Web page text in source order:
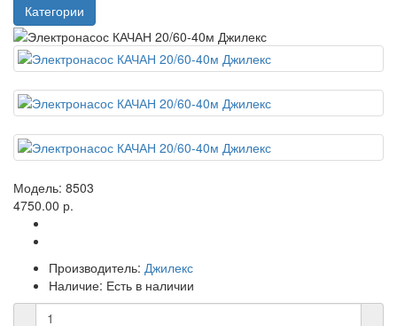
Категории
Модель: 8503
4750.00 р.
Производитель: Джилекс
Наличие: Есть в наличии